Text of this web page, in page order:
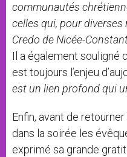
communautés
celles qui, pour diverses
Credo de Nicée-
Il a également souligné
est toujours l’enjeu
est un lien profond qui
Enfin, avant de
dans la soirée les
exprimé sa grande